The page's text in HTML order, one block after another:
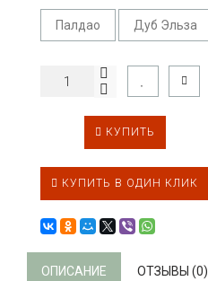
Палдао Дуб Эльза
КУПИТЬ
КУПИТЬ В ОДИН КЛИК
ОПИСАНИЕ ОТЗЫВЫ (0)